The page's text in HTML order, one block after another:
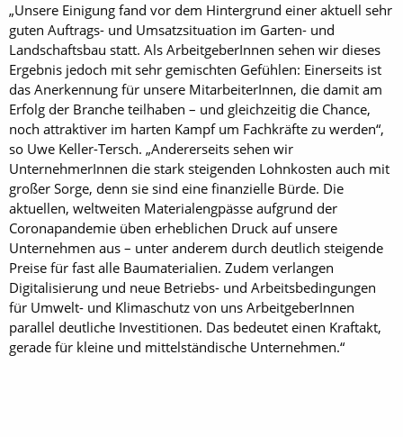
„Unsere Einigung fand vor dem Hintergrund einer aktuell sehr
guten Auftrags- und Umsatzsituation im Garten- und
Landschaftsbau statt. Als ArbeitgeberInnen sehen wir dieses
Ergebnis jedoch mit sehr gemischten Gefühlen: Einerseits ist
das Anerkennung für unsere MitarbeiterInnen, die damit am
Erfolg der Branche teilhaben – und gleichzeitig die Chance,
noch attraktiver im harten Kampf um Fachkräfte zu werden“,
so Uwe Keller-Tersch. „Andererseits sehen wir
UnternehmerInnen die stark steigenden Lohnkosten auch mit
großer Sorge, denn sie sind eine finanzielle Bürde. Die
aktuellen, weltweiten Materialengpässe aufgrund der
Coronapandemie üben erheblichen Druck auf unsere
Unternehmen aus – unter anderem durch deutlich steigende
Preise für fast alle Baumaterialien. Zudem verlangen
Digitalisierung und neue Betriebs- und Arbeitsbedingungen
für Umwelt- und Klimaschutz von uns ArbeitgeberInnen
parallel deutliche Investitionen. Das bedeutet einen Kraftakt,
gerade für kleine und mittelständische Unternehmen.“